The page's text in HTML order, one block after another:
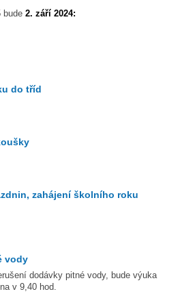
bude 2. září 2024:
do tříd
zahájení školního roku
vody
dodávky pitné vody, bude výuka
v 9,40 hod.